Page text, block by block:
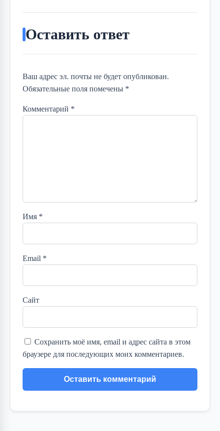
Оставить ответ
Ваш адрес эл. почты не будет опубликован.
Обязательные поля помечены *
Комментарий *
Имя *
Email *
Сайт
Сохранить моё имя, email и адрес сайта в этом
браузере для последующих моих комментариев.